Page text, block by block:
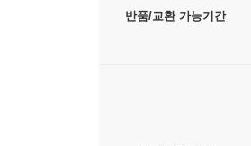
반품/교환 가능기간